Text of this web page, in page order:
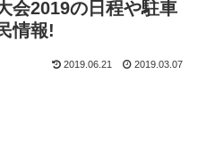
会2019の日程や駐車
情報!
2019.06.21 2019.03.07